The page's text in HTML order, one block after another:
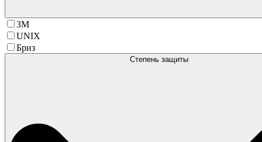
3М
UNIX
Бриз